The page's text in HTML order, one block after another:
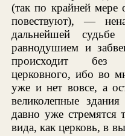
(так по крайней мере
повествуют), —
дальнейшей
равнодушием и
происходит без
церковного, ибо во
уже и нет вовсе, а
великолепные
давно уже стремятся
вида, как церковь, в